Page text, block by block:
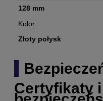
128 mm
Kolor
Złoty połysk
Certyfikaty